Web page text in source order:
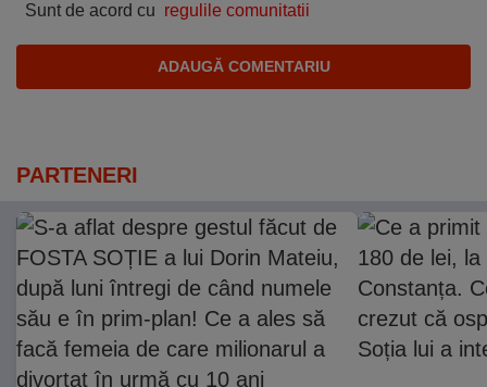
Sunt de acord cu regulile comunitatii
PARTENERI